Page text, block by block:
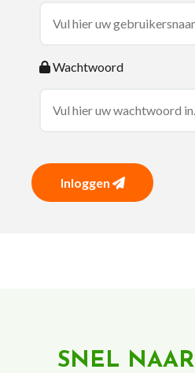
Wachtwoord
Inloggen
SNEL NAAR